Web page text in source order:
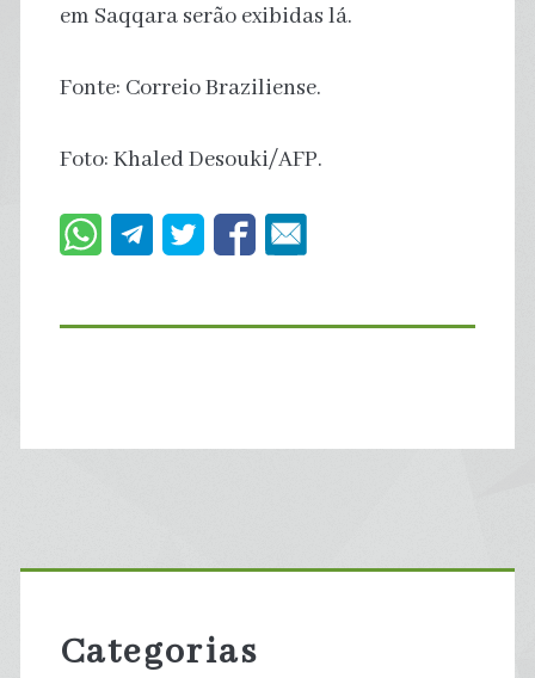
em Saqqara serão exibidas lá.
Fonte: Correio Braziliense.
Foto: Khaled Desouki/AFP.
Primary
Sidebar
Categorias